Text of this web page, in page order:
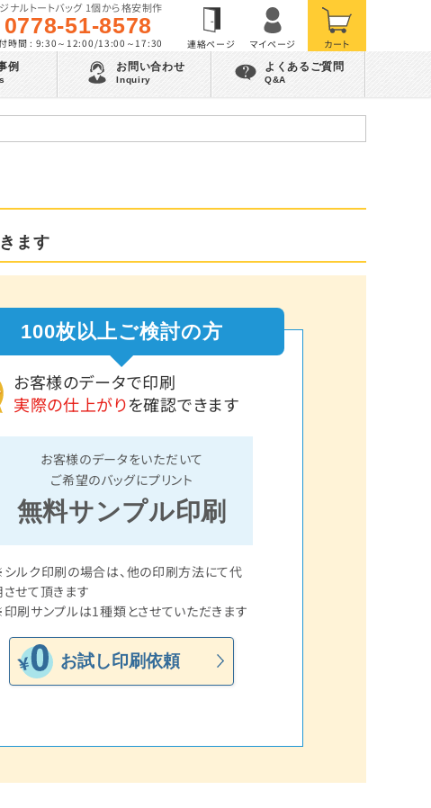
ナルトートバッグ 1個から格安制作
0778-51-8578
時間 : 9:30～12:00/13:00～17:30
例 お問い合わせ
Inquiry
よくあるご質問
Q&A
ます
100枚以上ご検討の方
お客様のデータで印刷
実際の仕上がりを確認できます
お客様のデータをいただいて
ご希望のバッグにプリント
無料サンプル印刷
ルク印刷の場合は、他の印刷方法にて代
させて頂きます
刷サンプルは1種類とさせていただきます
お試し印刷依頼